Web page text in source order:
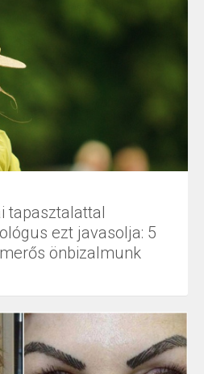
tapasztalattal
ezt javasolja: 5
önbizalmunk